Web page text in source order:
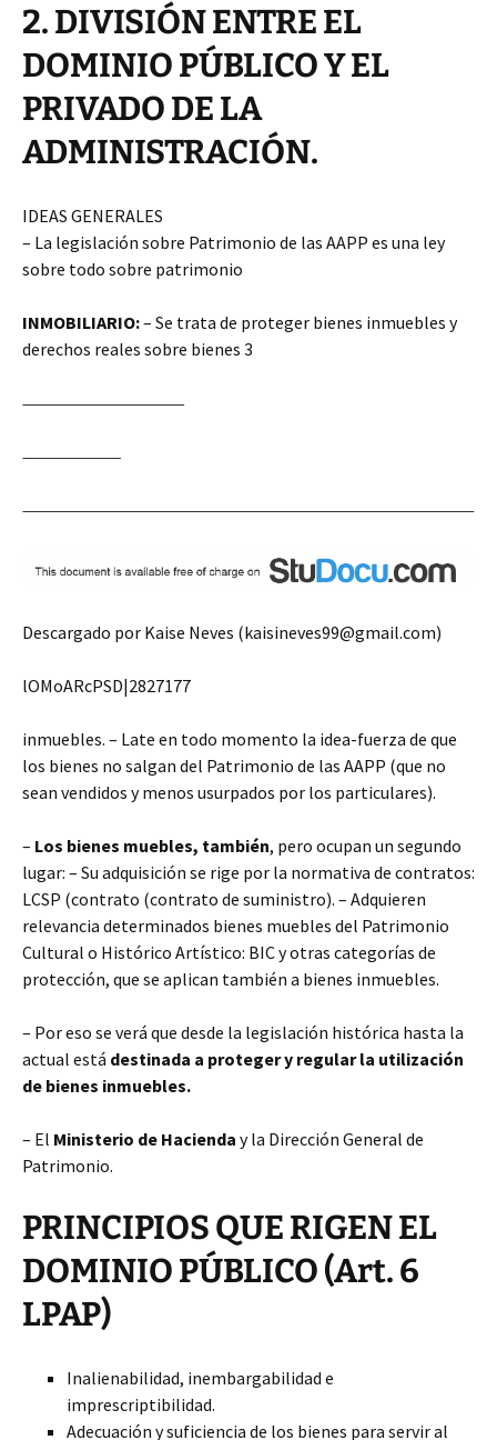
2. DIVISIÓN ENTRE EL
DOMINIO PÚBLICO Y EL
PRIVADO DE LA
ADMINISTRACIÓN.
IDEAS GENERALES
– La legislación sobre Patrimonio de las AAPP es una ley
sobre todo sobre patrimonio
INMOBILIARIO:– Se trata de proteger bienes inmuebles y
derechos reales sobre bienes 3
Descargado por Kaise Neves (kaisineves99@gmail.com)
lOMoARcPSD|2827177
inmuebles. – Late en todo momento la idea-fuerza de que
los bienes no salgan del Patrimonio de las AAPP (que no
sean vendidos y menos usurpados por los particulares).
– Los bienes muebles, también, pero ocupan un segundo
lugar: – Su adquisición se rige por la normativa de contratos:
LCSP (contrato (contrato de suministro). – Adquieren
relevancia determinados bienes muebles del Patrimonio
Cultural o Histórico Artístico: BIC y otras categorías de
protección, que se aplican también a bienes inmuebles.
– Por eso se verá que desde la legislación histórica hasta la
actual está destinada a proteger y regular la utilización
de bienes inmuebles.
– El Ministerio de Hacienda y la Dirección General de
Patrimonio.
PRINCIPIOS QUE RIGEN EL
DOMINIO PÚBLICO (Art. 6
LPAP)
Inalienabilidad, inembargabilidad e
imprescriptibilidad.
Adecuación y suficiencia de los bienes para servir al